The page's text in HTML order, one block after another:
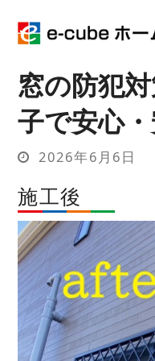
窓の防犯
子で安心
2026年6月6日
施工後